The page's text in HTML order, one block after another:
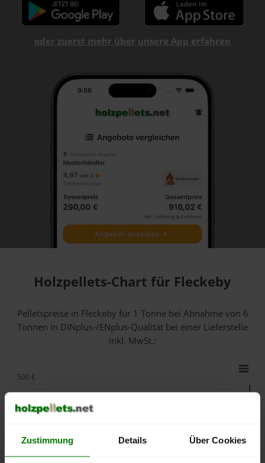
Zustimmung Details Über Cookies
oder zuerst mehr über unsere App erfahren
Holzpellets-Chart für Fleckeby
Pelletspreise in Fleckeby für 1 Tonne bei Abnahmevon 6
Tonnen in DINplus-/ENplus-Qualität bei einer Lieferstelle
inkl. MwSt.:
400 €
450 €
500 €